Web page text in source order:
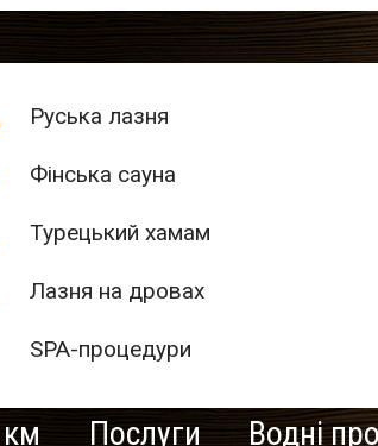
Руська лазня
Фінська сауна
Турецький хамам
Лазня на дровах
SPA-процедури
Послуги Водні